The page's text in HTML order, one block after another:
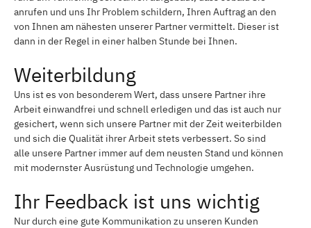
anrufen und uns Ihr Problem schildern, Ihren Auftrag an den
von Ihnen am nähesten unserer Partner vermittelt. Dieser ist
dann in der Regel in einer halben Stunde bei Ihnen.
Weiterbildung
Uns ist es von besonderem Wert, dass unsere Partner ihre
Arbeit einwandfrei und schnell erledigen und das ist auch nur
gesichert, wenn sich unsere Partner mit der Zeit weiterbilden
und sich die Qualität ihrer Arbeit stets verbessert. So sind
alle unsere Partner immer auf dem neusten Stand und können
mit modernster Ausrüstung und Technologie umgehen.
Ihr Feedback ist uns wichtig
Nur durch eine gute Kommunikation zu unseren Kunden